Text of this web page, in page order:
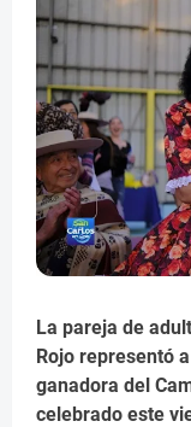
La pareja de
Rojo representó
ganadora del
celebrado este